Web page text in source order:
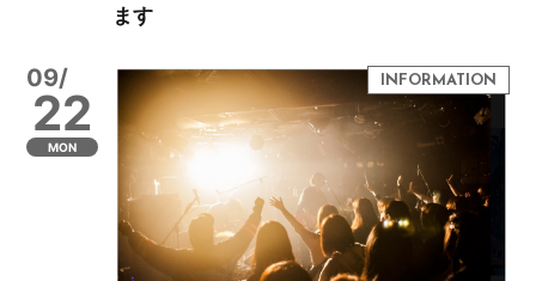
ます
09/
22
MON